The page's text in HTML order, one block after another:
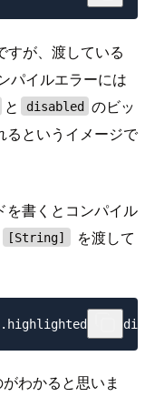
すが、渡している
パイルエラーには
と disabled
のビッ
るというイメージで
を書くとコンパイル
[String]
を渡して
わかると思いま